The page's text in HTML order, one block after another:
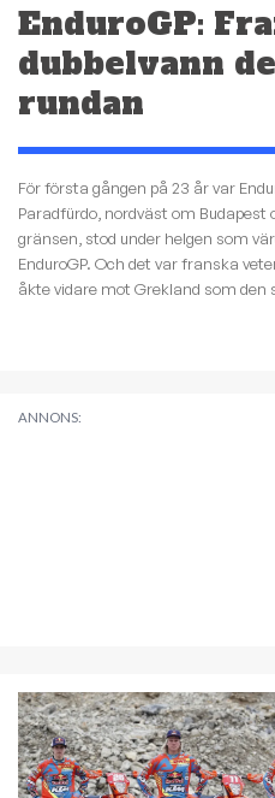
EnduroGP:
dubbelvann
rundan
För första gången på 23 år var
Paradfürdo, nordväst om
gränsen, stod under helgen som
EnduroGP. Och det var franska
åkte vidare mot Grekland som
ANNONS: